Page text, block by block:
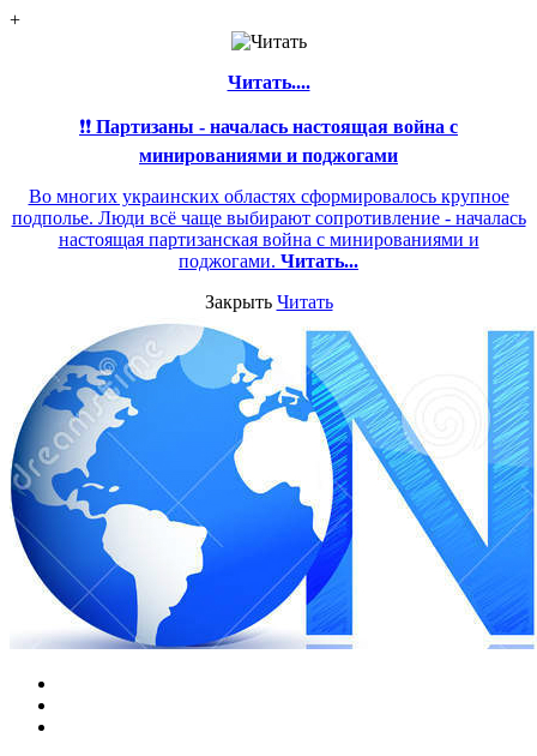
+
Читать....
❗❗ Партизаны - началась настоящая война с
минированиями и поджогами
Во многих украинских областях сформировалось крупное
подполье. Люди всё чаще выбирают сопротивление - началась
настоящая партизанская война с минированиями и
поджогами. Читать...
Закрыть Читать